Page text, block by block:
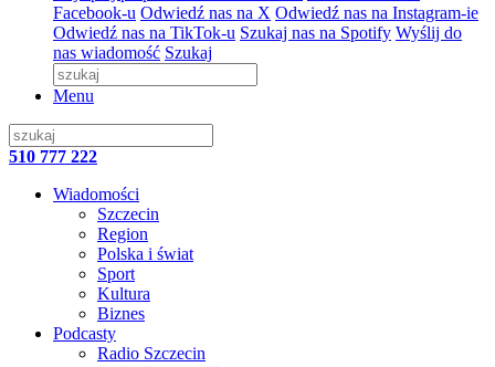
Facebook-u Odwiedź nas na X Odwiedź nas na Instagram-ie
Odwiedź nas na TikTok-u Szukaj nas na Spotify Wyślij do
nas wiadomość Szukaj
Menu
510 777 222
Wiadomości
Szczecin
Region
Polska i świat
Sport
Kultura
Biznes
Podcasty
Radio Szczecin